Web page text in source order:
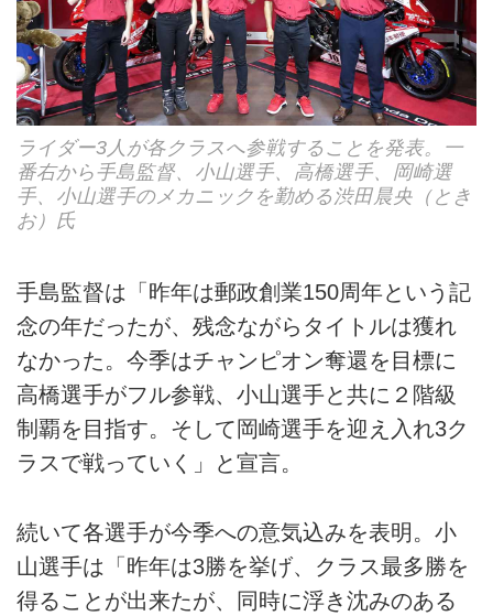
ライダー3人が各クラスへ参戦することを発表。一
番右から手島監督、小山選手、高橋選手、岡崎選
手、小山選手のメカニックを勤める渋田晨央（とき
お）氏
手島監督は「昨年は郵政創業150周年という記
念の年だったが、残念ながらタイトルは獲れ
なかった。今季はチャンピオン奪還を目標に
高橋選手がフル参戦、小山選手と共に２階級
制覇を目指す。そして岡崎選手を迎え入れ3ク
ラスで戦っていく」と宣言。
続いて各選手が今季への意気込みを表明。小
山選手は「昨年は3勝を挙げ、クラス最多勝を
得ることが出来たが、同時に浮き沈みのある